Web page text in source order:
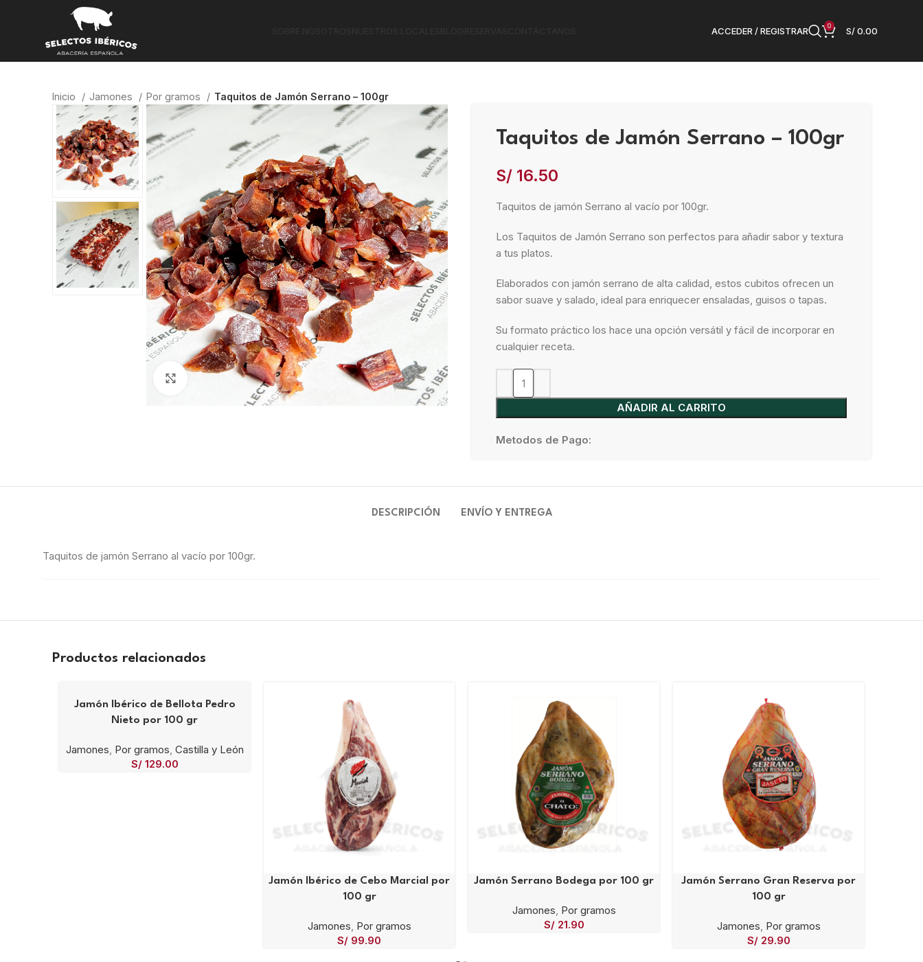
ACCEDER / REGISTRAR 0 S/0.00
Inicio Jamones Por gramos Taquitos de Jamón Serrano – 100gr
Click to enlarge
Taquitos de Jamón Serrano – 100gr
S/ 16.50
Taquitos de jamón Serrano al vacío por 100gr.
Los Taquitos de Jamón Serrano son perfectos para añadir sabor y textura
a tus platos.
Elaborados con jamón serrano de alta calidad, estos cubitos ofrecen un
sabor suave y salado, ideal para enriquecer ensaladas, guisos o tapas.
Su formato práctico los hace una opción versátil y fácil de incorporar en
cualquier receta.
AÑADIR AL CARRITO
Metodos de Pago:
DESCRIPCIÓN ENVÍO Y ENTREGA
Taquitos de jamón Serrano al vacío por 100gr.
Productos relacionados
Jamón Ibérico de Bellota Pedro
Nieto por 100 gr
Jamones, Por gramos, Castilla y León
S/129.00
Jamón Ibérico de Cebo Marcial por
100 gr
Jamones, Por gramos
S/ 99.90
Jamón Serrano Bodega por 100 gr
Jamones, Por gramos
S/21.90
Jamón Serrano Gran Reserva por
100 gr
Jamones, Por gramos
S/29.90